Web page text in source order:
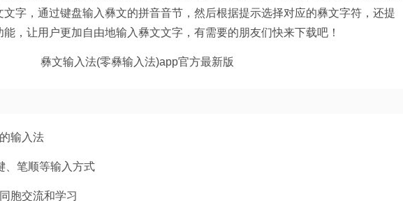
字，通过键盘输入彝文的拼音音节，然后根据提示选择对应的彝文字符，还提
，让用户更加自由地输入彝文文字，有需要的朋友们快来下载吧！
输入法
、笔顺等输入方式
胞交流和学习